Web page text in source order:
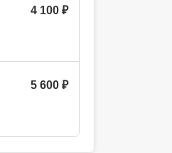
4 100 ₽
5 600 ₽